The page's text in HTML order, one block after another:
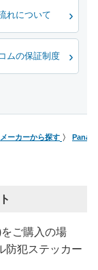
れについて
ムの保証制度
メーカーから探す
ご購入の場
防犯ステッカー